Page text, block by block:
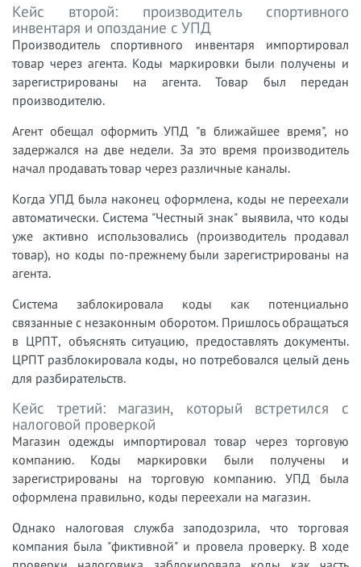
Кейс второй: производитель спортивного
инвентаря и опоздание с УПД
Производитель спортивного инвентаря импортировал
товар через агента. Коды маркировки были получены и
зарегистрированы на агента. Товар был передан
производителю.
Агент обещал оформить УПД "в ближайшее время", но
задержался на две недели. За это время производитель
начал продавать товар через различные каналы.
Когда УПД была наконец оформлена, коды не переехали
автоматически. Система "Честный знак" выявила, что коды
уже активно использовались (производитель продавал
товар), но коды по-прежнему были зарегистрированы на
агента.
Система заблокировала коды как потенциально
связанные с незаконным оборотом. Пришлось обращаться
в ЦРПТ, объяснять ситуацию, предоставлять документы.
ЦРПТ разблокировала коды, но потребовался целый день
для разбирательств.
Кейс третий: магазин, который встретился с
налоговой проверкой
Магазин одежды импортировал товар через торговую
компанию. Коды маркировки были получены и
зарегистрированы на торговую компанию. УПД была
оформлена правильно, коды переехали на магазин.
Однако налоговая служба заподозрила, что торговая
компания была "фиктивной" и провела проверку. В ходе